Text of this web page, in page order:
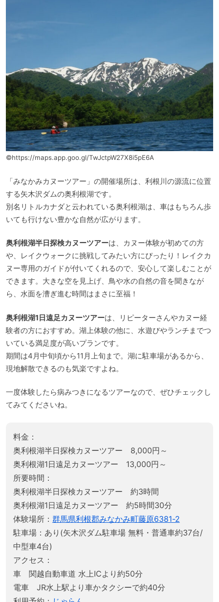
©https://maps.app.goo.gl/TwJctpW27X8i5pE6A
「みなかみカヌーツアー」の開催場所は、利根川の源流に位置
する矢木沢ダムの奥利根湖です。
別名リトルカナダと云われている奥利根湖は、車はもちろん歩
いても行けない豊かな自然が広がります。
奥利根湖半日探検カヌーツアーは、カヌー体験が初めての方
や、レイクウォークに挑戦してみたい方にぴったり！レイクカ
ヌー専用のガイドが付いてくれるので、安心して楽しむことが
できます。大きな空を見上げ、鳥や水の自然の音を聞きなが
ら、水面を漕ぎ進む時間はまさに至福！
奥利根湖1日遠足カヌーツアーは、リピーターさんやカヌー経
験者の方におすすめ。湖上体験の他に、水遊びやランチまでつ
いている満足度が高いプランです。
期間は4月中旬頃から11月上旬まで。湖に駐車場があるから、
現地解散できるのも気楽ですよね。
一度体験したら病みつきになるツアーなので、ぜひチェックし
てみてくださいね。
料金：
奥利根湖半日探検カヌーツアー 8,000円～
奥利根湖1日遠足カヌーツアー 13,000円～
所要時間：
奥利根湖半日探検カヌーツアー 約3時間
奥利根湖1日遠足カヌーツアー 約5時間30分
体験場所： 群馬県利根郡みなかみ町藤原6381-2
駐車場：あり(矢木沢ダム駐車場 無料・普通車約37台/
中型車4台)
アクセス：
車 関越自動車道 水上ICより約50分
電車 JR水上駅より車かタクシーで約40分